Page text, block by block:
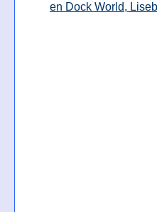
en Dock World,